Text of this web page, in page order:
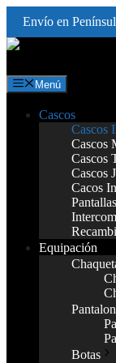
Envío en
Saltar
contenido
Menú
Cascos
Cascos
Cascos
Cascos
Cascos
Cacos
Equipación
Botas